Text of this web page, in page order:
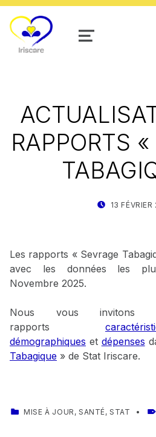
MENU
RAPPORTS
POSTED ON:
13
Les rapports « Sevrage
avec les données les
Novembre 2025.
Nous vous invitons
rapports
démographiques et dépenses
Tabagique » de Stat Iriscare.
CATEGORIZED IN:
MISE À JOUR , SANTÉ,STAT